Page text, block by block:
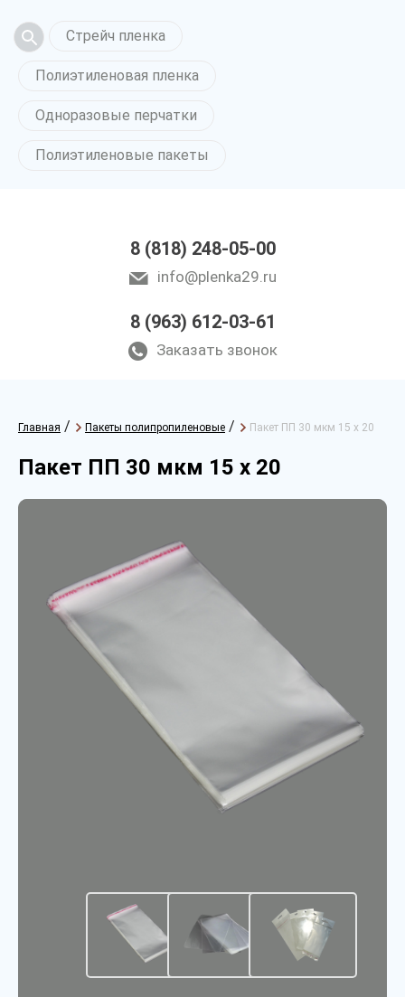
Стрейч пленка
Полиэтиленовая пленка
Одноразовые перчатки
Полиэтиленовые пакеты
8 (818) 248-05-00
info@plenka29.ru
8 (963) 612-03-61
Заказать звонок
Главная / Пакеты полипропиленовые / Пакет ПП 30 мкм 15 х 20
Пакет ПП 30 мкм 15 х 20